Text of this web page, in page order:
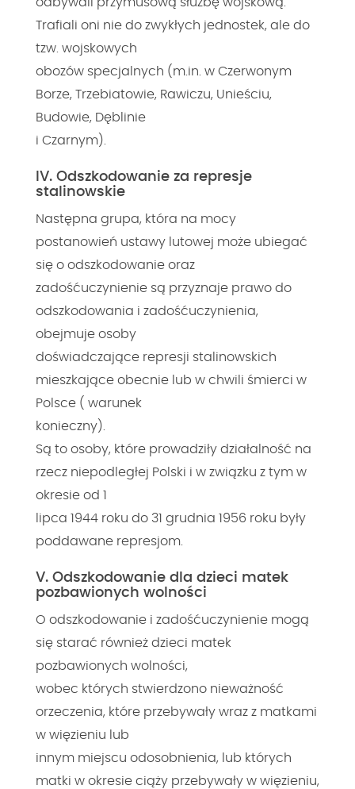
odbywali przymusową służbę wojskową.
Trafiali oni nie do zwykłych jednostek, ale do
tzw. wojskowych
obozów specjalnych (m.in. w Czerwonym
Borze, Trzebiatowie, Rawiczu, Unieściu,
Budowie, Dęblinie
i Czarnym).
IV. Odszkodowanie za represje
stalinowskie
Następna grupa, która na mocy
postanowień ustawy lutowej może ubiegać
się o odszkodowanie oraz
zadośćuczynienie są przyznaje prawo do
odszkodowania i zadośćuczynienia,
obejmuje osoby
doświadczające represji stalinowskich
mieszkające obecnie lub w chwili śmierci w
Polsce ( warunek
konieczny).
Są to osoby, które prowadziły działalność na
rzecz niepodległej Polski i w związku z tym w
okresie od 1
lipca 1944 roku do 31 grudnia 1956 roku były
poddawane represjom.
V. Odszkodowanie dla dzieci matek
pozbawionych wolności
O odszkodowanie i zadośćuczynienie mogą
się starać również dzieci matek
pozbawionych wolności,
wobec których stwierdzono nieważność
orzeczenia, które przebywały wraz z matkami
w więzieniu lub
innym miejscu odosobnienia, lub których
matki w okresie ciąży przebywały w więzieniu,